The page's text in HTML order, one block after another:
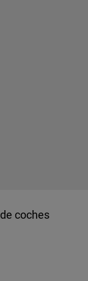
coches